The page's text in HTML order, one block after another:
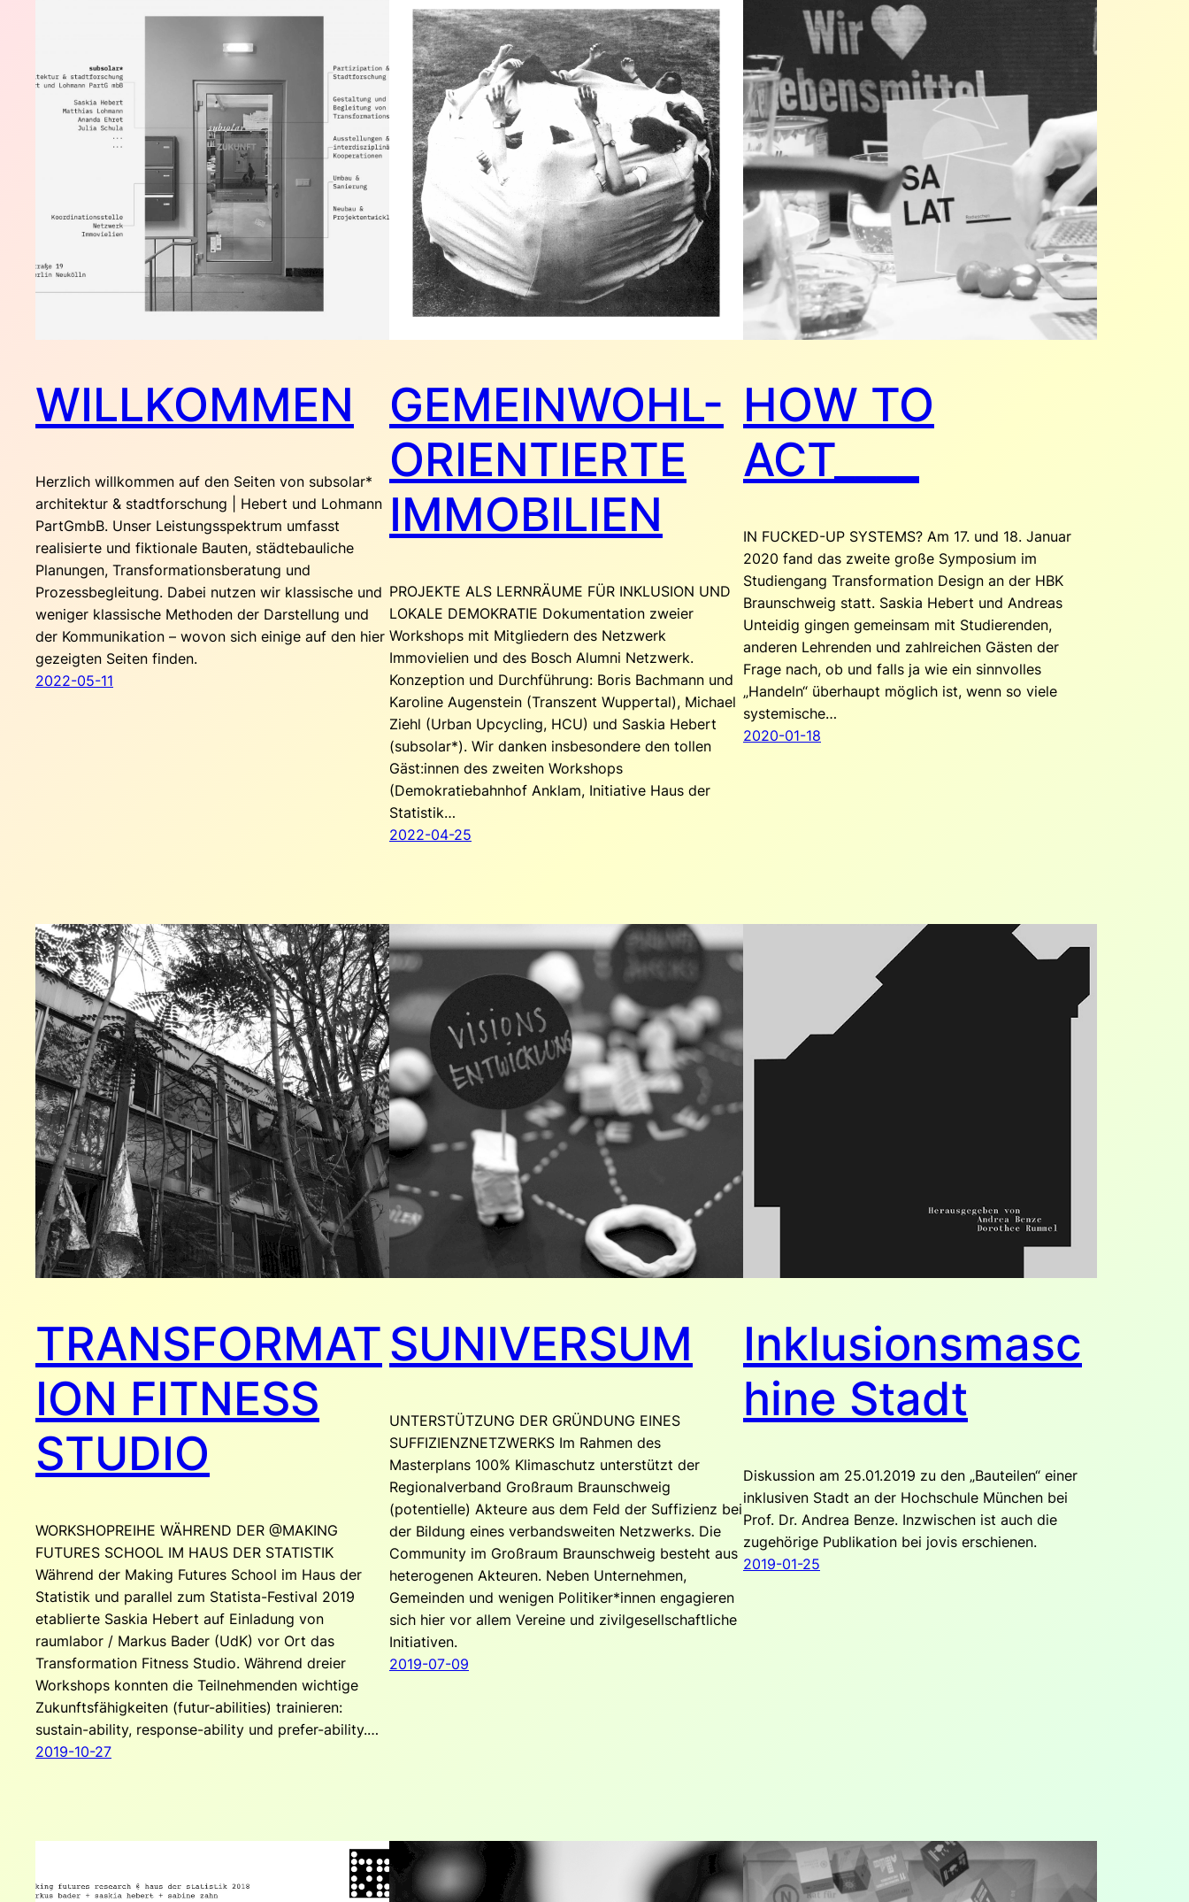
WILLKOMMEN
Herzlich willkommen auf den Seiten von subsolar*
architektur & stadtforschung | Hebert und Lohmann
PartGmbB. Unser Leistungsspektrum umfasst
realisierte und fiktionale Bauten, städtebauliche
Planungen, Transformationsberatung und
Prozessbegleitung. Dabei nutzen wir klassische und
weniger klassische Methoden der Darstellung und
der Kommunikation – wovon sich einige auf den hier
gezeigten Seiten finden.
2022-05-11
GEMEINWOHL-
ORIENTIERTE
IMMOBILIEN
PROJEKTE ALS LERNRÄUME FÜR INKLUSION UND
LOKALE DEMOKRATIE Dokumentation zweier
Workshops mit Mitgliedern des Netzwerk
Immovielien und des Bosch Alumni Netzwerk.
Konzeption und Durchführung: Boris Bachmann und
Karoline Augenstein (Transzent Wuppertal), Michael
Ziehl (Urban Upcycling, HCU) und Saskia Hebert
(subsolar*). Wir danken insbesondere den tollen
Gäst:innen des zweiten Workshops
(Demokratiebahnhof Anklam, Initiative Haus der
Statistik…
2022-04-25
HOW TO
ACT____
IN FUCKED-UP SYSTEMS? Am 17. und 18. Januar
2020 fand das zweite große Symposium im
Studiengang Transformation Design an der HBK
Braunschweig statt. Saskia Hebert und Andreas
Unteidig gingen gemeinsam mit Studierenden,
anderen Lehrenden und zahlreichen Gästen der
Frage nach, ob und falls ja wie ein sinnvolles
„Handeln“ überhaupt möglich ist, wenn so viele
systemische…
2020-01-18
TRANSFORMAT
ION FITNESS
STUDIO
WORKSHOPREIHE WÄHREND DER @MAKING
FUTURES SCHOOL IM HAUS DER STATISTIK
Während der Making Futures School im Haus der
Statistik und parallel zum Statista-Festival 2019
etablierte Saskia Hebert auf Einladung von
raumlabor / Markus Bader (UdK) vor Ort das
Transformation Fitness Studio. Während dreier
Workshops konnten die Teilnehmenden wichtige
Zukunftsfähigkeiten (futur-abilities) trainieren:
sustain-ability, response-ability und prefer-ability.…
2019-10-27
SUNIVERSUM
UNTERSTÜTZUNG DER GRÜNDUNG EINES
SUFFIZIENZNETZWERKS Im Rahmen des
Masterplans 100% Klimaschutz unterstützt der
Regionalverband Großraum Braunschweig
(potentielle) Akteure aus dem Feld der Suffizienz bei
der Bildung eines verbandsweiten Netzwerks. Die
Community im Großraum Braunschweig besteht aus
heterogenen Akteuren. Neben Unternehmen,
Gemeinden und wenigen Politiker*innen engagieren
sich hier vor allem Vereine und zivilgesellschaftliche
Initiativen.
2019-07-09
Inklusionsmasc
hine Stadt
Diskussion am 25.01.2019 zu den „Bauteilen“ einer
inklusiven Stadt an der Hochschule München bei
Prof. Dr. Andrea Benze. Inzwischen ist auch die
zugehörige Publikation bei jovis erschienen.
2019-01-25